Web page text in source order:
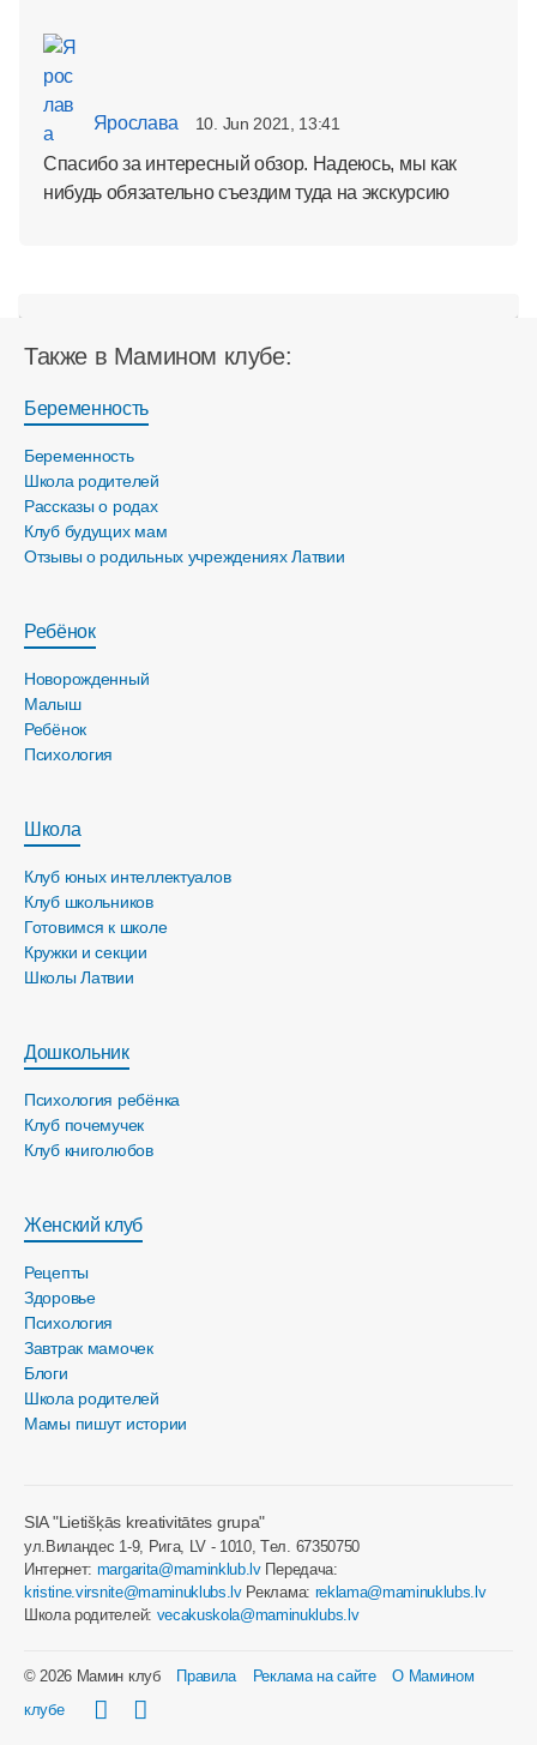
Ярослава 10. Jun 2021, 13:41
Спасибо за интересный обзор. Надеюсь, мы как
нибудь обязательно съездим туда на экскурсию
Также в Мамином клубе:
Беременность
Беременность
Школа родителей
Рассказы о родах
Клуб будущих мам
Отзывы о родильных учреждениях Латвии
Ребёнок
Новорожденный
Малыш
Ребёнок
Психология
Школа
Клуб юных интеллектуалов
Клуб школьников
Готовимся к школе
Кружки и секции
Школы Латвии
Дошкольник
Психология ребёнка
Клуб почемучек
Клуб книголюбов
Женский клуб
Рецепты
Здоровье
Психология
Завтрак мамочек
Блоги
Школа родителей
Мамы пишут истории
SIA "Lietišķās kreativitātes grupa"
ул.Виландес 1-9, Рига, LV - 1010, Tел. 67350750
Интернет: margarita@maminklub.lvПередача:
kristine.virsnite@maminuklubs.lvРеклама: reklama@maminuklubs.lv
Школа родителей: vecakuskola@maminuklubs.lv
© 2026 Мамин клуб Правила Реклама на сайте
О Мамином
клубе